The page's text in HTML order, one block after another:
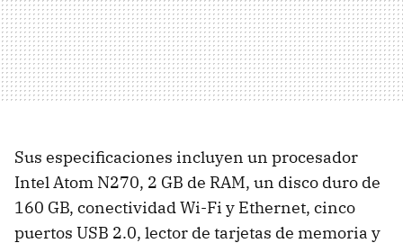
Sus especificaciones incluyen un procesador
Intel Atom N270, 2 GB de RAM, un disco duro de
160 GB, conectividad Wi-Fi y Ethernet, cinco
puertos USB 2.0, lector de tarjetas de memoria y